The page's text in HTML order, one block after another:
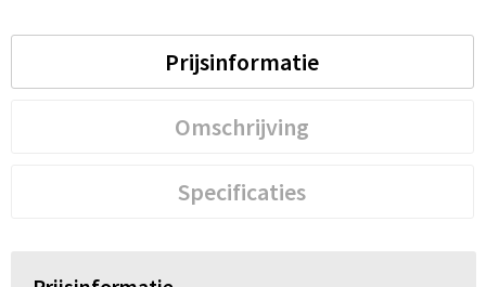
Prijsinformatie
Omschrijving
Specificaties